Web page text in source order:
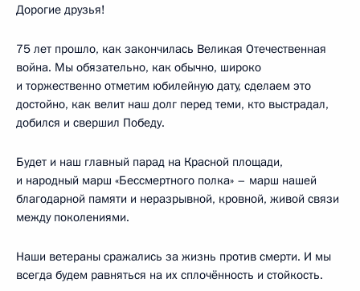
Дорогие друзья!
75 лет прошло, как закончилась Великая Отечественная
война. Мы обязательно, как обычно, широко
и торжественно отметим юбилейную дату, сделаем это
достойно, как велит наш долг перед теми, кто выстрадал,
добился и свершил Победу.
Будет и наш главный парад на Красной площади,
и народный марш «Бессмертного полка» – марш нашей
благодарной памяти и неразрывной, кровной, живой связи
между поколениями.
Наши ветераны сражались за жизнь против смерти. И мы
всегда будем равняться на их сплочённость и стойкость.